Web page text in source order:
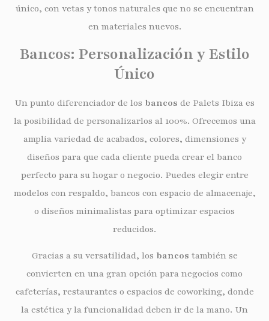
único, con vetas y tonos naturales que no se encuentran
en materiales nuevos.
Bancos: Personalización y Estilo
Único
Un punto diferenciador de los bancos de Palets Ibiza es
la posibilidad de personalizarlos al 100%. Ofrecemos una
amplia variedad de acabados, colores, dimensiones y
diseños para que cada cliente pueda crear el banco
perfecto para su hogar o negocio. Puedes elegir entre
modelos con respaldo, bancos con espacio de almacenaje,
o diseños minimalistas para optimizar espacios
reducidos.
Gracias a su versatilidad, los bancos también se
convierten en una gran opción para negocios como
cafeterías, restaurantes o espacios de coworking, donde
la estética y la funcionalidad deben ir de la mano. Un